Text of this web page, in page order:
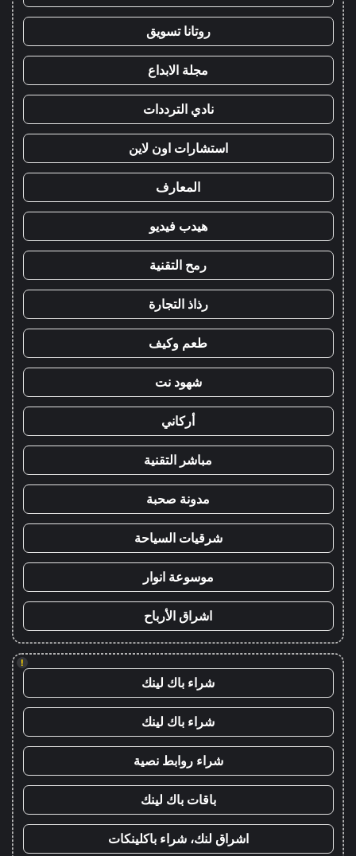
روتانا تسويق
مجلة الابداع
نادي الترددات
استشارات اون لاين
المعارف
هيدب فيديو
رمح التقنية
رذاذ التجارة
طعم وكيف
شهود نت
أركاني
مباشر التقنية
مدونة صحبة
شرقيات السياحة
موسوعة انوار
اشراق الأرباح
!
شراء باك لينك
شراء باك لينك
شراء روابط نصية
باقات باك لينك
اشراق لنك، شراء باكلينكات